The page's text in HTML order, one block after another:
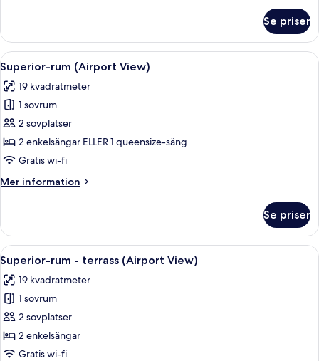
Se priser
Öppna
alla
foton
för
Superior-
rum
(Airport
Ett modernt hotellrum med en stor
9
Superior-rum (Airport View)
19 kvadratmeter
1 sovrum
2 sovplatser
2 enkelsängar ELLER 1 queensize-säng
Gratis wi-fi
Mer information
Mer
rum
(Airport
View)
Se priser
Öppna
alla
foton
för
Superior-
rum
-
Ett hotellrum med en säng, ett
10
Superior-rum - terrass (Airport View)
19 kvadratmeter
1 sovrum
2 sovplatser
2 enkelsängar
Gratis wi-fi